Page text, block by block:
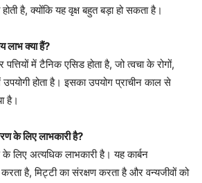
है, क्योंकि यह वृक्ष बहुत बड़ा हो सकता है।
लाभ क्या हैं?
में टैनिक एसिड होता है, जो त्वचा के रोगों,
होता है। इसका उपयोग प्राचीन काल से
है।
के लिए लाभकारी है?
के लिए अत्यधिक लाभकारी है। यह कार्बन
है, मिट्टी का संरक्षण करता है और वन्यजीवों को